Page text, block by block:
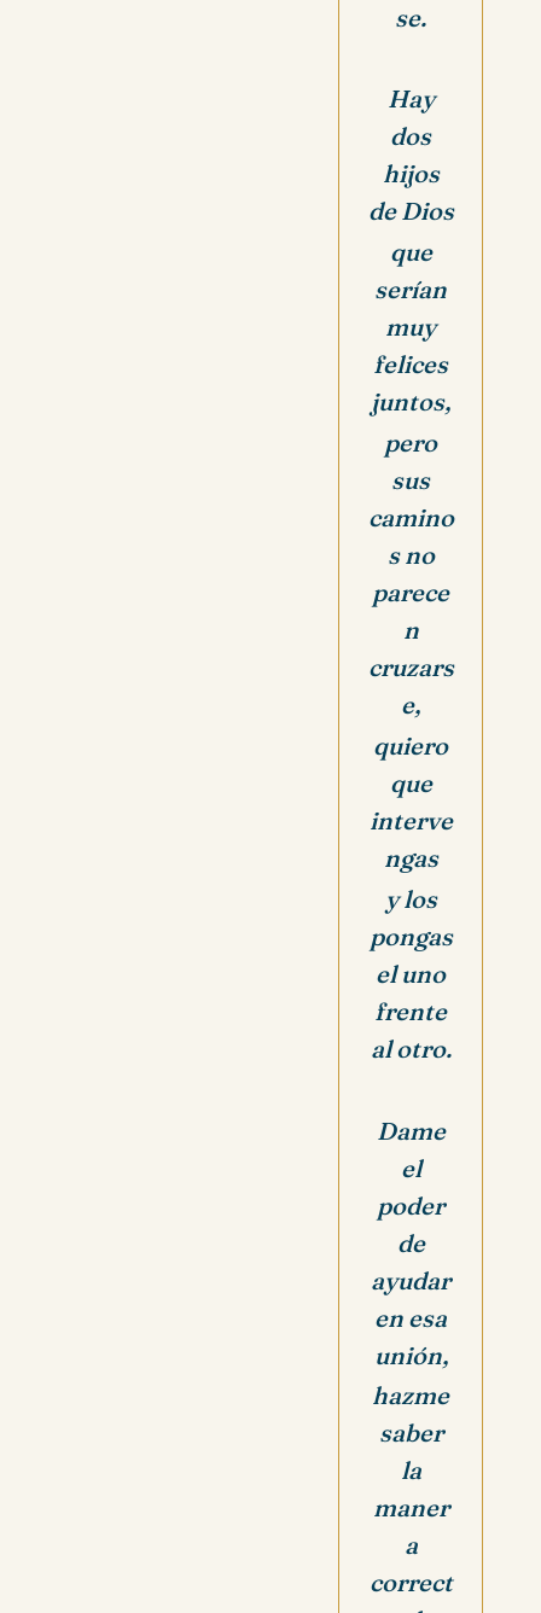
se.
Hay
dos
hijos
de Dios
que
serían
muy
felices
juntos,
pero
sus
camino
s no
parece
n
cruzars
e,
quiero
que
interve
ngas
y los
pongas
el uno
frente
al otro.
Dame
el
poder
de
ayudar
en esa
unión,
hazme
saber
la
maner
a
correct